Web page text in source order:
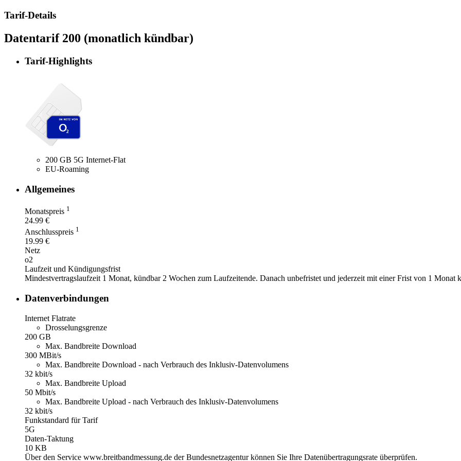
Tarif-Details
Datentarif 200 (monatlich kündbar)
Tarif-Highlights
200 GB 5G Internet-Flat
EU-Roaming
Allgemeines
Monatspreis 1
24.99 €
Anschlusspreis 1
19.99 €
Netz
o2
Laufzeit und Kündigungsfrist
Mindestvertragslaufzeit 1 Monat, kündbar 2 Wochen zum Laufzeitende. Danach unbefristet und jederzeit mit einer Frist von 1 Monat
Datenverbindungen
Internet Flatrate
Drosselungsgrenze
200 GB
Max. Bandbreite Download
300 MBit/s
Max. Bandbreite Download - nach Verbrauch des Inklusiv-Datenvolumens
32 kbit/s
Max. Bandbreite Upload
50 Mbit/s
Max. Bandbreite Upload - nach Verbrauch des Inklusiv-Datenvolumens
32 kbit/s
Funkstandard für Tarif
5G
Daten-Taktung
10 KB
Über den Service www.breitbandmessung.de der Bundesnetzagentur können Sie Ihre Datenübertragungsrate überprüfen.